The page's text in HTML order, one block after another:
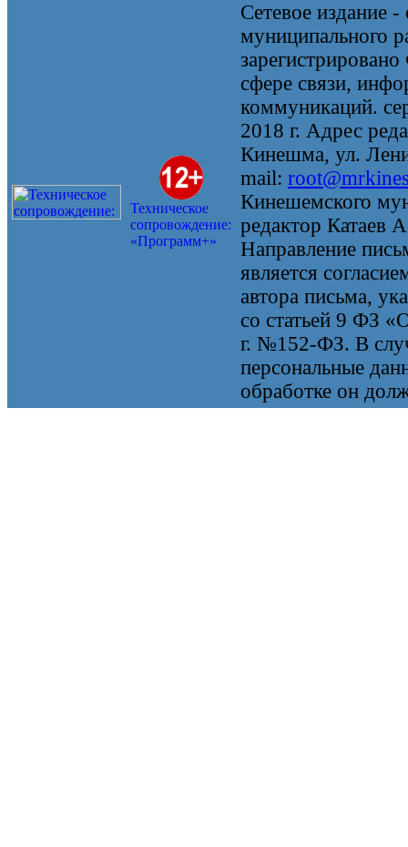
Техническое
сопровождение:
«Программ+»
Сетевое издание
муниципального
сфере связи,
коммуникаций.
2018 г. Адрес
Кинешма, ул.
mail:
Кинешемского
редактор Катаев
Направление
является
автора письма,
со статьей 9 ФЗ
г. №152-ФЗ. В
персональные
обработке он